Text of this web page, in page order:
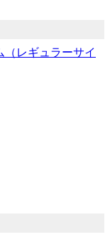
レギュラーサイ